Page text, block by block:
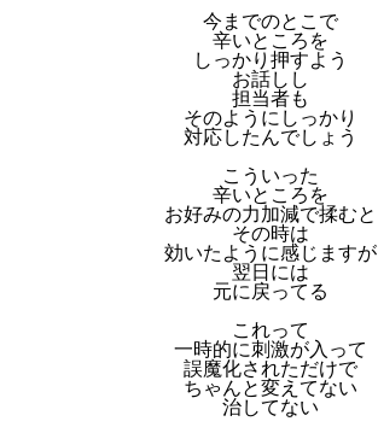
今までのとこで
辛いところを
しっかり押すよう
お話しし
担当者も
そのようにしっかり
対応したんでしょう
こういった
辛いところを
お好みの力加減で揉むと
その時は
効いたように感じますが
翌日には
元に戻ってる
これって
一時的に刺激が入って
誤魔化されただけで
ちゃんと変えてない
治してない